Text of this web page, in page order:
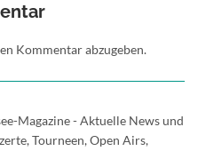
Kommentar abzugeben.
Magazine - Aktuelle News und
Tourneen, Open Airs,